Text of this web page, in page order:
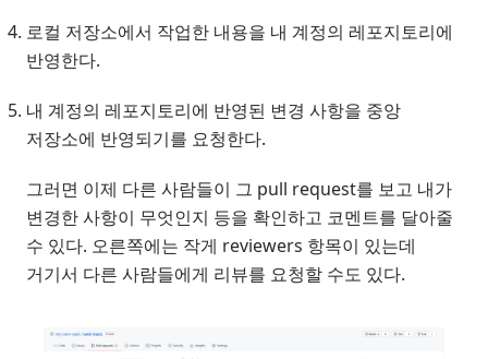
로컬 저장소에서 작업한 내용을 내 계정의 레포지토리에
반영한다.
내 계정의 레포지토리에 반영된 변경 사항을 중앙
저장소에 반영되기를 요청한다.
그러면 이제 다른 사람들이 그 pull request를 보고 내가
변경한 사항이 무엇인지 등을 확인하고 코멘트를 달아줄
수 있다. 오른쪽에는 작게 reviewers 항목이 있는데
거기서 다른 사람들에게 리뷰를 요청할 수도 있다.